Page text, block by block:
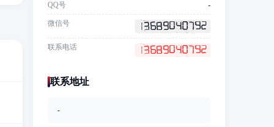
QQ号 -
微信号
联系电话
联系地址
-